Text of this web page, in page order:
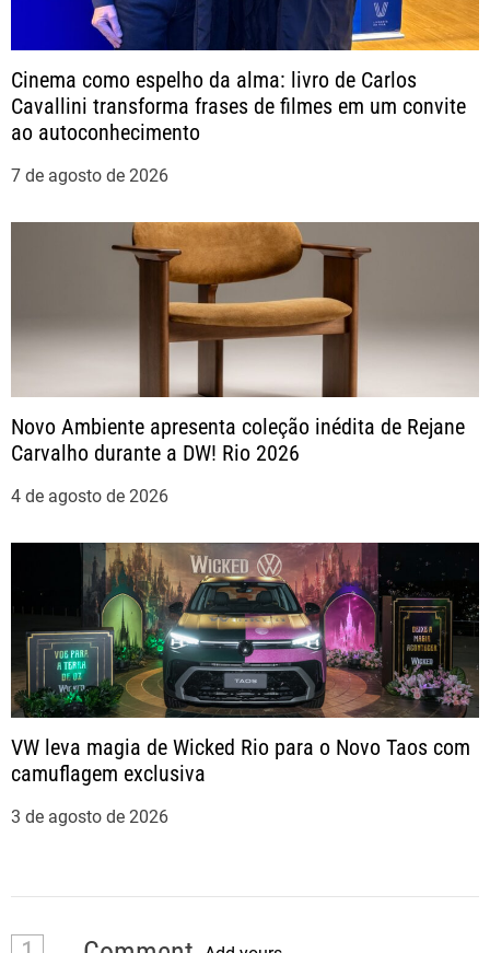
o
d
e
s
t
Cinema como espelho da alma: livro de Carlos
Cavallini transforma frases de filmes em um convite
ao autoconhecimento
7 de agosto de 2026
Novo Ambiente apresenta coleção inédita de Rejane
Carvalho durante a DW! Rio 2026
4 de agosto de 2026
VW leva magia de Wicked Rio para o Novo Taos com
camuflagem exclusiva
3 de agosto de 2026